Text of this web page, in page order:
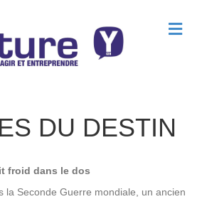
M
e
DU DESTIN
froid dans le dos
la Seconde Guerre mondiale, un ancien